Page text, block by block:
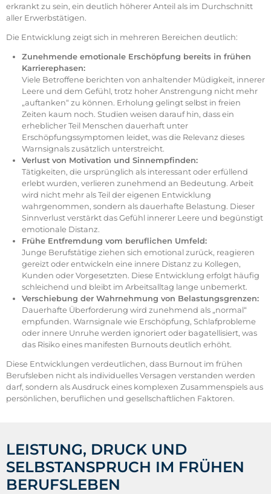
erkrankt zu sein, ein deutlich höherer Anteil als im Durchschnitt
aller Erwerbstätigen.
Die Entwicklung zeigt sich in mehreren Bereichen deutlich:
Zunehmende emotionale Erschöpfung bereits in frühen
Karrierephasen:
Viele Betroffene berichten von anhaltender Müdigkeit, innerer
Leere und dem Gefühl, trotz hoher Anstrengung nicht mehr
„auftanken“ zu können. Erholung gelingt selbst in freien
Zeiten kaum noch. Studien weisen darauf hin, dass ein
erheblicher Teil Menschen dauerhaft unter
Erschöpfungssymptomen leidet, was die Relevanz dieses
Warnsignals zusätzlich unterstreicht.
Verlust von Motivation und Sinnempfinden:
Tätigkeiten, die ursprünglich als interessant oder erfüllend
erlebt wurden, verlieren zunehmend an Bedeutung. Arbeit
wird nicht mehr als Teil der eigenen Entwicklung
wahrgenommen, sondern als dauerhafte Belastung. Dieser
Sinnverlust verstärkt das Gefühl innerer Leere und begünstigt
emotionale Distanz.
Frühe Entfremdung vom beruflichen Umfeld:
Junge Berufstätige ziehen sich emotional zurück, reagieren
gereizt oder entwickeln eine innere Distanz zu Kollegen,
Kunden oder Vorgesetzten. Diese Entwicklung erfolgt häufig
schleichend und bleibt im Arbeitsalltag lange unbemerkt.
Verschiebung der Wahrnehmung von Belastungsgrenzen:
Dauerhafte Überforderung wird zunehmend als „normal“
empfunden. Warnsignale wie Erschöpfung, Schlafprobleme
oder innere Unruhe werden ignoriert oder bagatellisiert, was
das Risiko eines manifesten Burnouts deutlich erhöht.
Diese Entwicklungen verdeutlichen, dass Burnout im frühen
Berufsleben nicht als individuelles Versagen verstanden werden
darf, sondern als Ausdruck eines komplexen Zusammenspiels aus
persönlichen, beruflichen und gesellschaftlichen Faktoren.
LEISTUNG, DRUCK UND
SELBSTANSPRUCH IM FRÜHEN
BERUFSLEBEN